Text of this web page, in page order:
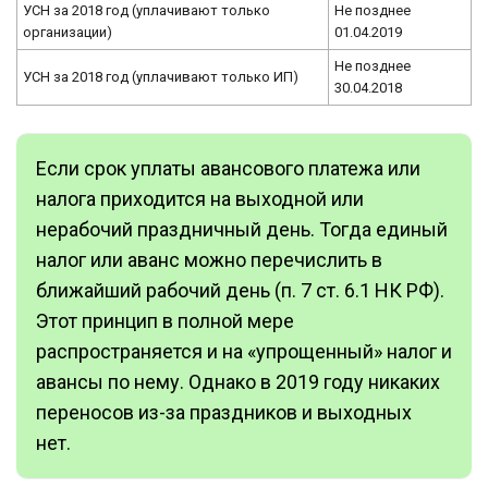
УСН за 2018 год (уплачивают только
организации)
Не позднее
01.04.2019
УСН за 2018 год (уплачивают только ИП)
Не позднее
30.04.2018
Если срок уплаты авансового платежа или
налога приходится на выходной или
нерабочий праздничный день. Тогда единый
налог или аванс можно перечислить в
ближайший рабочий день (п. 7 ст. 6.1 НК РФ).
Этот принцип в полной мере
распространяется и на «упрощенный» налог и
авансы по нему. Однако в 2019 году никаких
переносов из-за праздников и выходных
нет.